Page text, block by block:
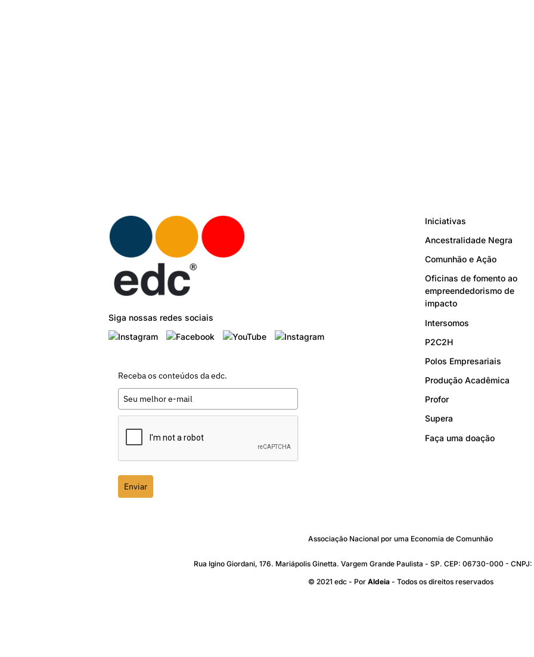
Siga nossas redes sociais
Receba os conteúdos da edc.
Enviar
Iniciativas
Ancestralidade Negra
Comunhão e Ação
Oficinas de fomento ao
empreendedorismo de
impacto
Intersomos
P2C2H
Polos Empresariais
Produção Acadêmica
Profor
Supera
Faça uma doação
Associação Nacional por uma Economia de Comunhão
Rua Igino Giordani, 176. Mariápolis Ginetta. Vargem Grande Paulista - SP. CEP: 06730-000 -
© 2021 edc - Por Aldeia- Todos os direitos reservados